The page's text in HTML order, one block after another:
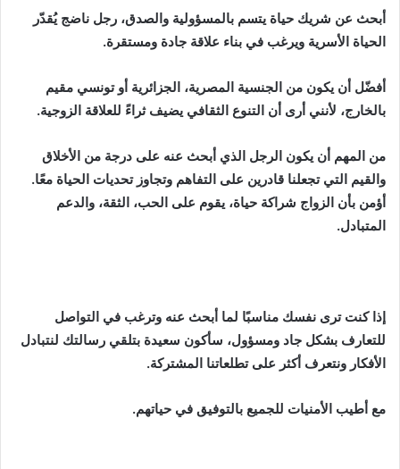
أبحث عن شريك حياة يتسم بالمسؤولية والصدق، رجل ناضج يُقدّر
الحياة الأسرية ويرغب في بناء علاقة جادة ومستقرة.
أفضّل أن يكون من الجنسية المصرية، الجزائرية أو تونسي مقيم
بالخارج، لأنني أرى أن التنوع الثقافي يضيف ثراءً للعلاقة الزوجية.
من المهم أن يكون الرجل الذي أبحث عنه على درجة من الأخلاق
والقيم التي تجعلنا قادرين على التفاهم وتجاوز تحديات الحياة معًا.
أؤمن بأن الزواج شراكة حياة، يقوم على الحب، الثقة، والدعم
المتبادل.
إذا كنت ترى نفسك مناسبًا لما أبحث عنه وترغب في التواصل
للتعارف بشكل جاد ومسؤول، سأكون سعيدة بتلقي رسالتك لنتبادل
الأفكار ونتعرف أكثر على تطلعاتنا المشتركة.
مع أطيب الأمنيات للجميع بالتوفيق في حياتهم.